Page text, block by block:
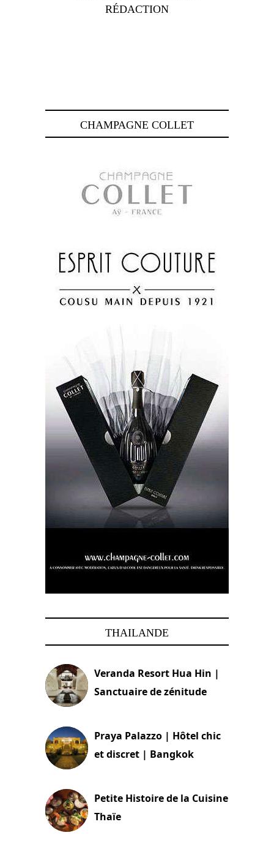
RÉDACTION
CHAMPAGNE COLLET
THAILANDE
Veranda Resort Hua Hin |
Sanctuaire de zénitude
Praya Palazzo | Hôtel chic
et discret | Bangkok
Petite Histoire de la Cuisine
Thaïe